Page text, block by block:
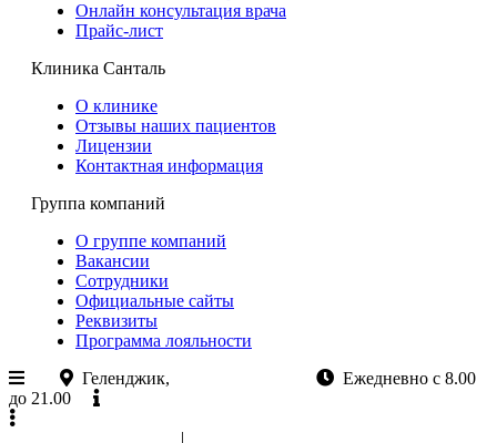
Онлайн консультация врача
Прайс-лист
Клиника Санталь
О клинике
Отзывы наших пациентов
Лицензии
Контактная информация
Группа компаний
О группе компаний
Вакансии
Сотрудники
Официальные сайты
Реквизиты
Программа лояльности
Геленджик,
Ежедневно с 8.00
до 21.00
|